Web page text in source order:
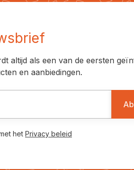
altijd als een van de eersten
en aanbiedingen.
het Privacy beleid